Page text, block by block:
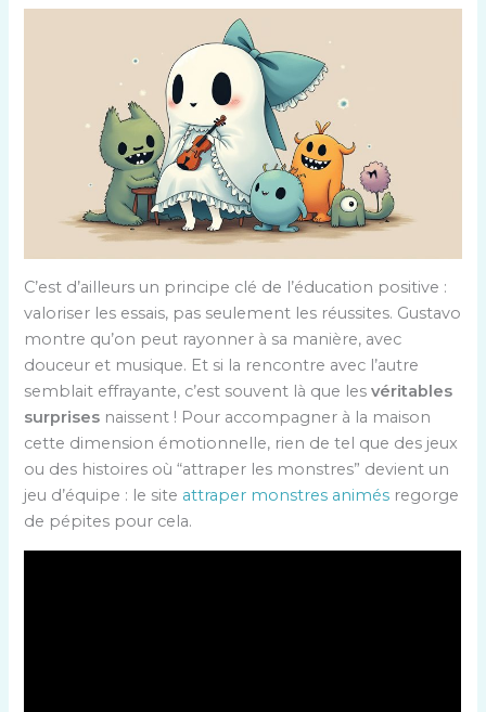
C’est d’ailleurs un principe clé de l’éducation positive :
valoriser les essais, pas seulement les réussites. Gustavo
montre qu’on peut rayonner à sa manière, avec
douceur et musique. Et si la rencontre avec l’autre
semblait effrayante, c’est souvent là que lesvéritables
surprises naissent ! Pour accompagner à la maison
cette dimension émotionnelle, rien de tel que des jeux
ou des histoires où “attraper les monstres” devient un
jeu d’équipe : le site attraper monstres animés regorge
de pépites pour cela.